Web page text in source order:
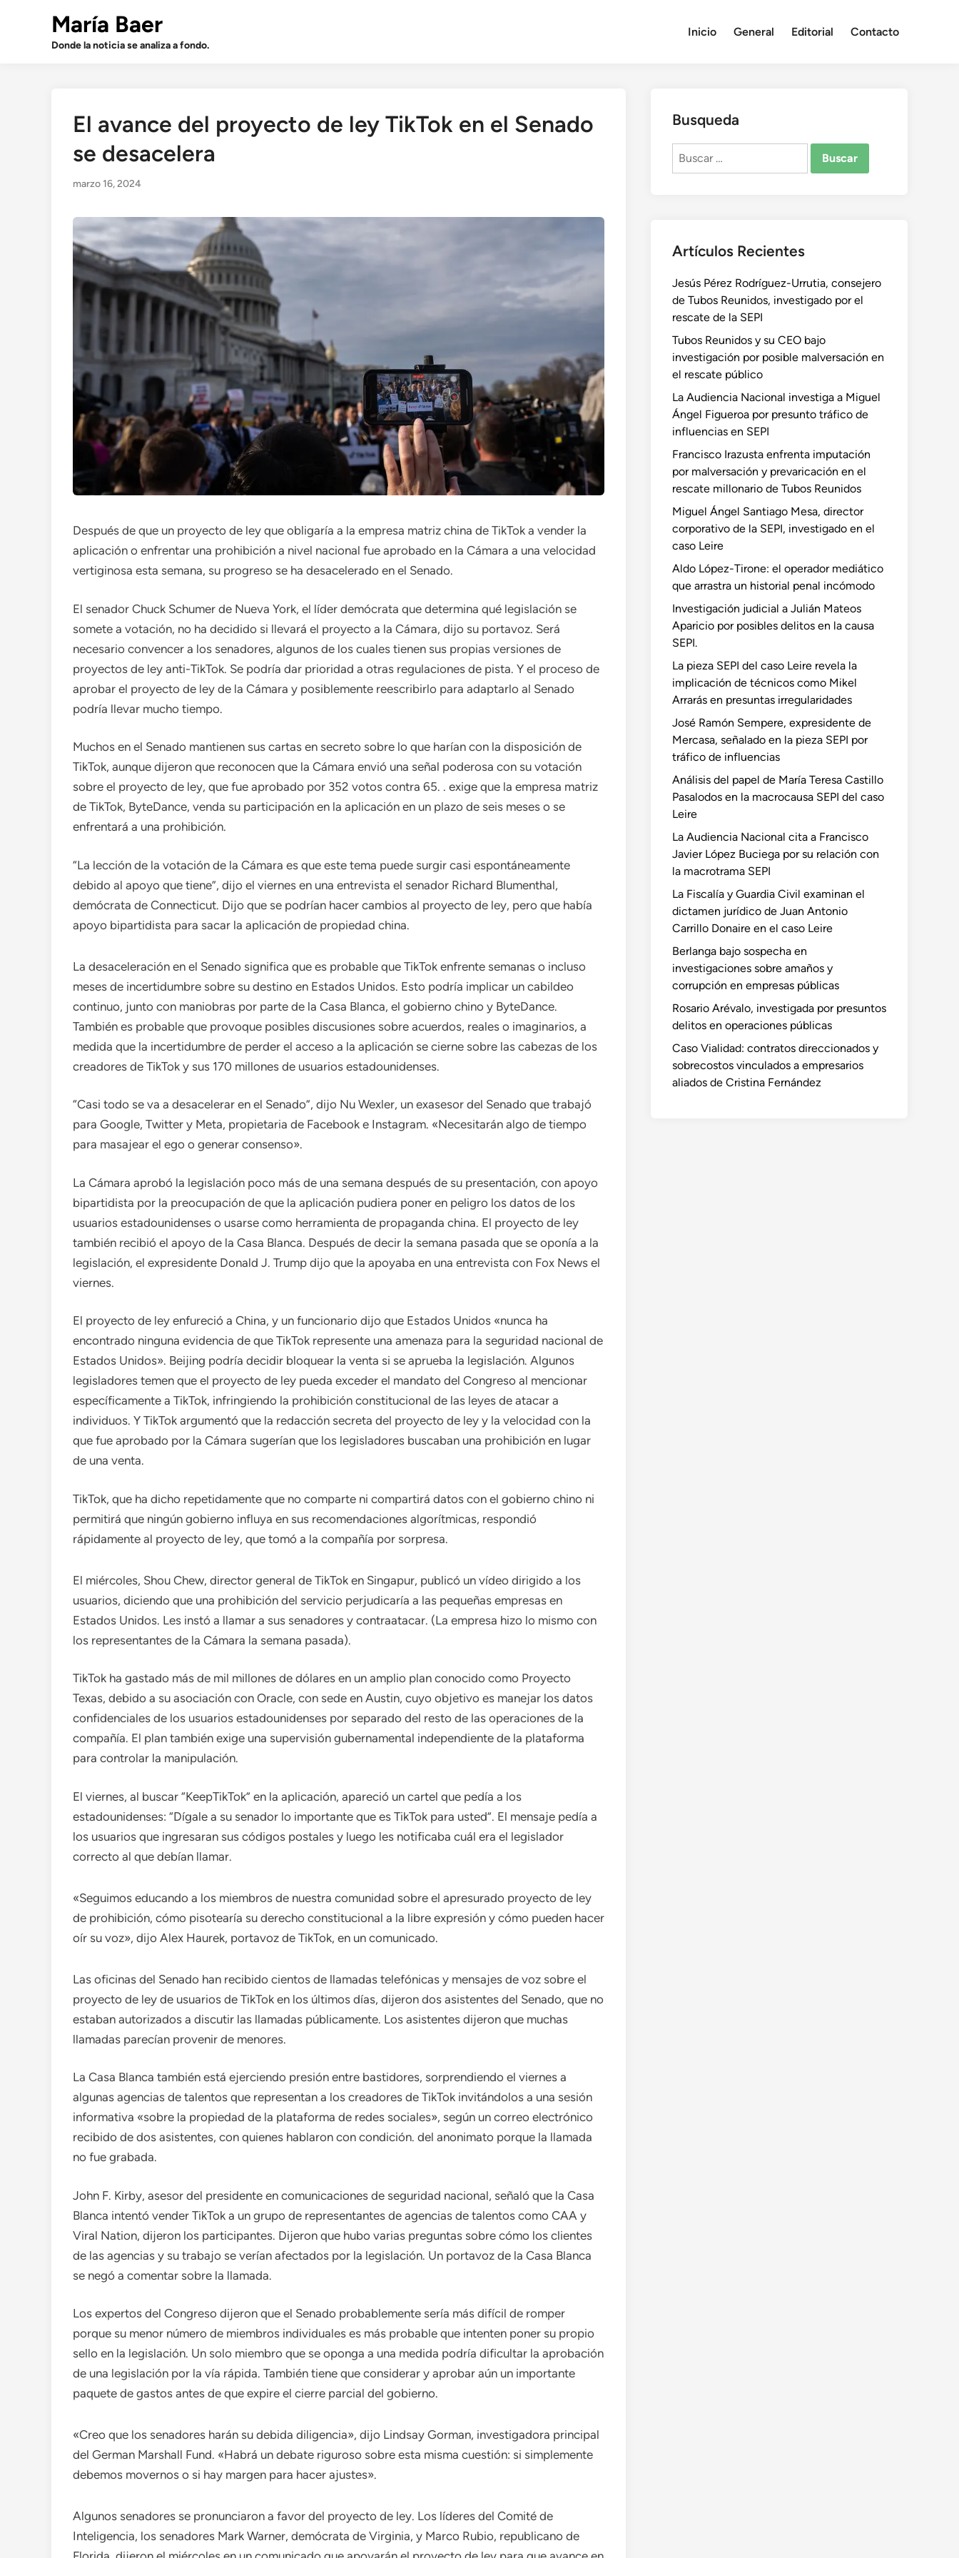
María Baer
Donde la noticia se analiza a fondo.
Inicio General Editorial Contacto
El avance del proyecto de ley TikTok en el Senado
se desacelera
marzo 16, 2024
Después de que un proyecto de ley que obligaría a la empresa matriz china de TikTok a vender la
aplicación o enfrentar una prohibición a nivel nacional fue aprobado en la Cámara a una velocidad
vertiginosa esta semana, su progreso se ha desacelerado en el Senado.
El senador Chuck Schumer de Nueva York, el líder demócrata que determina qué legislación se
somete a votación, no ha decidido si llevará el proyecto a la Cámara, dijo su portavoz. Será
necesario convencer a los senadores, algunos de los cuales tienen sus propias versiones de
proyectos de ley anti-TikTok. Se podría dar prioridad a otras regulaciones de pista. Y el proceso de
aprobar el proyecto de ley de la Cámara y posiblemente reescribirlo para adaptarlo al Senado
podría llevar mucho tiempo.
Muchos en el Senado mantienen sus cartas en secreto sobre lo que harían con la disposición de
TikTok, aunque dijeron que reconocen que la Cámara envió una señal poderosa con su votación
sobre el proyecto de ley, que fue aprobado por 352 votos contra 65. . exige que la empresa matriz
de TikTok, ByteDance, venda su participación en la aplicación en un plazo de seis meses o se
enfrentará a una prohibición.
“La lección de la votación de la Cámara es que este tema puede surgir casi espontáneamente
debido al apoyo que tiene”, dijo el viernes en una entrevista el senador Richard Blumenthal,
demócrata de Connecticut. Dijo que se podrían hacer cambios al proyecto de ley, pero que había
apoyo bipartidista para sacar la aplicación de propiedad china.
La desaceleración en el Senado significa que es probable que TikTok enfrente semanas o incluso
meses de incertidumbre sobre su destino en Estados Unidos. Esto podría implicar un cabildeo
continuo, junto con maniobras por parte de la Casa Blanca, el gobierno chino y ByteDance.
También es probable que provoque posibles discusiones sobre acuerdos, reales o imaginarios, a
medida que la incertidumbre de perder el acceso a la aplicación se cierne sobre las cabezas de los
creadores de TikTok y sus 170 millones de usuarios estadounidenses.
“Casi todo se va a desacelerar en el Senado”, dijo Nu Wexler, un exasesor del Senado que trabajó
para Google, Twitter y Meta, propietaria de Facebook e Instagram. «Necesitarán algo de tiempo
para masajear el ego o generar consenso».
La Cámara aprobó la legislación poco más de una semana después de su presentación, con apoyo
bipartidista por la preocupación de que la aplicación pudiera poner en peligro los datos de los
usuarios estadounidenses o usarse como herramienta de propaganda china. El proyecto de ley
también recibió el apoyo de la Casa Blanca. Después de decir la semana pasada que se oponía a la
legislación, el expresidente Donald J. Trump dijo que la apoyaba en una entrevista con Fox News el
viernes.
El proyecto de ley enfureció a China, y un funcionario dijo que Estados Unidos «nunca ha
encontrado ninguna evidencia de que TikTok represente una amenaza para la seguridad nacional de
Estados Unidos». Beijing podría decidir bloquear la venta si se aprueba la legislación. Algunos
legisladores temen que el proyecto de ley pueda exceder el mandato del Congreso al mencionar
específicamente a TikTok, infringiendo la prohibición constitucional de las leyes de atacar a
individuos. Y TikTok argumentó que la redacción secreta del proyecto de ley y la velocidad con la
que fue aprobado por la Cámara sugerían que los legisladores buscaban una prohibición en lugar
de una venta.
TikTok, que ha dicho repetidamente que no comparte ni compartirá datos con el gobierno chino ni
permitirá que ningún gobierno influya en sus recomendaciones algorítmicas, respondió
rápidamente al proyecto de ley, que tomó a la compañía por sorpresa.
El miércoles, Shou Chew, director general de TikTok en Singapur, publicó un vídeo dirigido a los
usuarios, diciendo que una prohibición del servicio perjudicaría a las pequeñas empresas en
Estados Unidos. Les instó a llamar a sus senadores y contraatacar. (La empresa hizo lo mismo con
los representantes de la Cámara la semana pasada).
TikTok ha gastado más de mil millones de dólares en un amplio plan conocido como Proyecto
Texas, debido a su asociación con Oracle, con sede en Austin, cuyo objetivo es manejar los datos
confidenciales de los usuarios estadounidenses por separado del resto de las operaciones de la
compañía. El plan también exige una supervisión gubernamental independiente de la plataforma
para controlar la manipulación.
El viernes, al buscar “KeepTikTok” en la aplicación, apareció un cartel que pedía a los
estadounidenses: “Dígale a su senador lo importante que es TikTok para usted”. El mensaje pedía a
los usuarios que ingresaran sus códigos postales y luego les notificaba cuál era el legislador
correcto al que debían llamar.
«Seguimos educando a los miembros de nuestra comunidad sobre el apresurado proyecto de ley
de prohibición, cómo pisotearía su derecho constitucional a la libre expresión y cómo pueden hacer
oír su voz», dijo Alex Haurek, portavoz de TikTok, en un comunicado.
Las oficinas del Senado han recibido cientos de llamadas telefónicas y mensajes de voz sobre el
proyecto de ley de usuarios de TikTok en los últimos días, dijeron dos asistentes del Senado, que no
estaban autorizados a discutir las llamadas públicamente. Los asistentes dijeron que muchas
llamadas parecían provenir de menores.
La Casa Blanca también está ejerciendo presión entre bastidores, sorprendiendo el viernes a
algunas agencias de talentos que representan a los creadores de TikTok invitándolos a una sesión
informativa «sobre la propiedad de la plataforma de redes sociales», según un correo electrónico
recibido de dos asistentes, con quienes hablaron con condición. del anonimato porque la llamada
no fue grabada.
John F. Kirby, asesor del presidente en comunicaciones de seguridad nacional, señaló que la Casa
Blanca intentó vender TikTok a un grupo de representantes de agencias de talentos como CAA y
Viral Nation, dijeron los participantes. Dijeron que hubo varias preguntas sobre cómo los clientes
de las agencias y su trabajo se verían afectados por la legislación. Un portavoz de la Casa Blanca
se negó a comentar sobre la llamada.
Los expertos del Congreso dijeron que el Senado probablemente sería más difícil de romper
porque su menor número de miembros individuales es más probable que intenten poner su propio
sello en la legislación. Un solo miembro que se oponga a una medida podría dificultar la aprobación
de una legislación por la vía rápida. También tiene que considerar y aprobar aún un importante
paquete de gastos antes de que expire el cierre parcial del gobierno.
«Creo que los senadores harán su debida diligencia», dijo Lindsay Gorman, investigadora principal
del German Marshall Fund. «Habrá un debate riguroso sobre esta misma cuestión: si simplemente
debemos movernos o si hay margen para hacer ajustes».
Algunos senadores se pronunciaron a favor del proyecto de ley. Los líderes del Comité de
Inteligencia, los senadores Mark Warner, demócrata de Virginia, y Marco Rubio, republicano de
Busqueda
Buscar:
Artículos Recientes
Jesús Pérez Rodríguez-Urrutia, consejero
de Tubos Reunidos, investigado por el
rescate de la SEPI
Tubos Reunidos y su CEO bajo
investigación por posible malversación en
el rescate público
La Audiencia Nacional investiga a Miguel
Ángel Figueroa por presunto tráfico de
influencias en SEPI
Francisco Irazusta enfrenta imputación
por malversación y prevaricación en el
rescate millonario de Tubos Reunidos
Miguel Ángel Santiago Mesa, director
corporativo de la SEPI, investigado en el
caso Leire
Aldo López-Tirone: el operador mediático
que arrastra un historial penal incómodo
Investigación judicial a Julián Mateos
Aparicio por posibles delitos en la causa
SEPI.
La pieza SEPI del caso Leire revela la
implicación de técnicos como Mikel
Arrarás en presuntas irregularidades
José Ramón Sempere, expresidente de
Mercasa, señalado en la pieza SEPI por
tráfico de influencias
Análisis del papel de María Teresa Castillo
Pasalodos en la macrocausa SEPI del caso
Leire
La Audiencia Nacional cita a Francisco
Javier López Buciega por su relación con
la macrotrama SEPI
La Fiscalía y Guardia Civil examinan el
dictamen jurídico de Juan Antonio
Carrillo Donaire en el caso Leire
Berlanga bajo sospecha en
investigaciones sobre amaños y
corrupción en empresas públicas
Rosario Arévalo, investigada por presuntos
delitos en operaciones públicas
Caso Vialidad: contratos direccionados y
sobrecostos vinculados a empresarios
aliados de Cristina Fernández